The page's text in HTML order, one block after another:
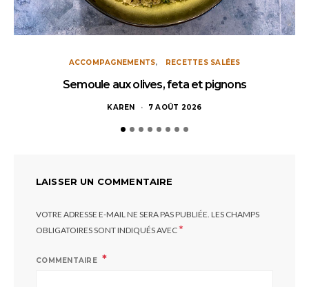
ACCOMPAGNEMENTS RECETTES SALÉES
Semoule aux olives, feta et pignons
KAREN 7 AOÛT 2026
LAISSER UN COMMENTAIRE
VOTRE ADRESSE E-MAIL NE SERA PAS PUBLIÉE. LES CHAMPS
OBLIGATOIRES SONT INDIQUÉS AVEC*
COMMENTAIRE